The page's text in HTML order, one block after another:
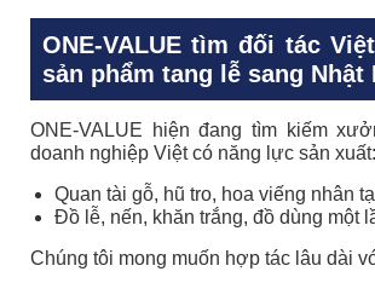
ONE-VALUE tìm đối tác
sản phẩm tang lễ sang Nhật
ONE-VALUE hiện đang tìm kiếm
doanh nghiệp Việt có năng lực sản xuất:
Quan tài gỗ, hũ tro, hoa viếng nhân
Đồ lễ, nến, khăn trắng, đồ dùng một
Chúng tôi mong muốn hợp tác lâu dài